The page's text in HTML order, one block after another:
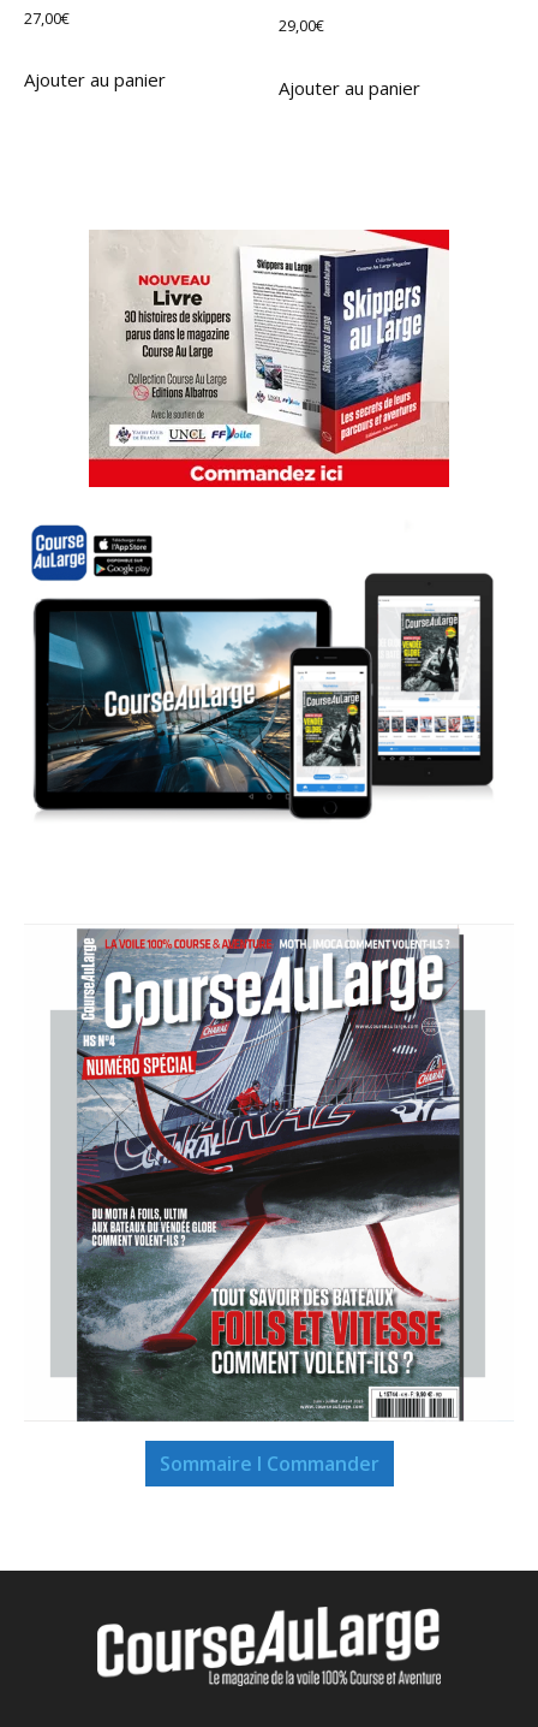
27,00€
Ajouter au panier
29,00€
Ajouter au panier
Sommaire I Commander